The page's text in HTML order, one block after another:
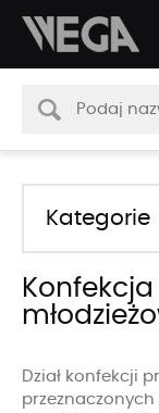
Kategorie
Dział konfekcji